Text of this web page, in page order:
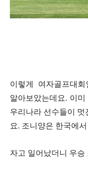
이렇게 여자골프대
알아보았는데요. 이
우리나라 선수들이 멋
요. 조니양은 한국에
자고 일어났더니 우